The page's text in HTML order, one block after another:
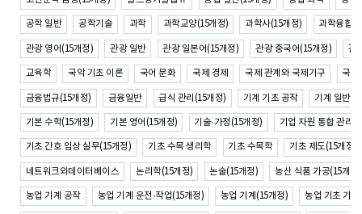
공학 일반 공학기술 과학 과학교양(15개정) 과학사(15개정) 과학융합
관광 영어(15개정) 관광 일반 관광 일본어(15개정) 관광 중국어(15개정) 관
교육학 국악 기초 이론 국어 문화 국제 경제 국제 관계와 국제기구 국제
금융법규(15개정) 금융일반 급식 관리(15개정) 기계 기초 공작 기계 일반
기본 수학(15개정) 기본 영어(15개정) 기술·가정(15개정) 기업 자원 통합 관리
기초 간호 임상 실무(15개정) 기초 수목 생리학 기초 수목학 기초 제도(15개정)
네트워크와데이터베이스 논리학(15개정) 논술(15개정) 농산 식품 가공(15개정)
농업 기계 공작 농업 기계 운전·작업(15개정) 농업 기계(15개정) 농업 기초 기술